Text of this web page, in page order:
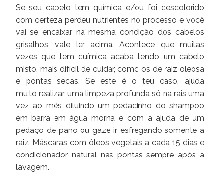
Se seu cabelo tem química e/ou foi descolorido
com certeza perdeu nutrientes no processo e você
vai se encaixar na mesma condição dos cabelos
grisalhos, vale ler acima. Acontece que muitas
vezes que tem química acaba tendo um cabelo
misto, mais difícil de cuidar, como os de raiz oleosa
e pontas secas. Se este é o teu caso, ajuda
muito realizar uma limpeza profunda só na rais uma
vez ao mês diluindo um pedacinho do shampoo
em barra em água morna e com a ajuda de um
pedaço de pano ou gaze ir esfregando somente a
raiz. Máscaras com óleos vegetais a cada 15 dias e
condicionador natural nas pontas sempre após a
lavagem.